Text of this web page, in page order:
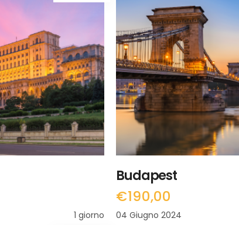
TUTTO
1 giorno
LEGGI
Budapest
€190,00
04 Giugno 2024